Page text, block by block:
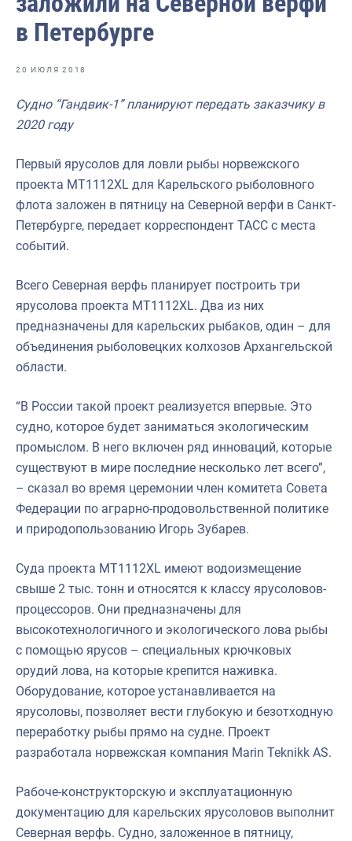
Отраслевые СМИ
Выставки и конференции
Научно-практическая литература
Рыбоохрана России
Отрасль в цифрах
Инфографика
Большая африканская экспедиция
Укрепление духовно-нравственных ценностей
События в России и мире
в Петербурге
20 ИЮЛЯ 2018
Судно “Гандвик-1” планируют передать заказчику в
2020 году
Первый ярусолов для ловли рыбы норвежского
проекта МТ1112XL для Карельского рыболовного
флота заложен в пятницу на Северной верфи в Санкт-
Петербурге, передает корреспондент ТАСС с места
событий.
Всего Северная верфь планирует построить три
ярусолова проекта МТ1112XL. Два из них
предназначены для карельских рыбаков, один – для
объединения рыболовецких колхозов Архангельской
области.
“В России такой проект реализуется впервые. Это
судно, которое будет заниматься экологическим
промыслом. В него включен ряд инноваций, которые
существуют в мире последние несколько лет всего”,
– сказал во время церемонии член комитета Совета
Федерации по аграрно-продовольственной политике
и природопользованию Игорь Зубарев.
Суда проекта MT1112XL имеют водоизмещение
свыше 2 тыс. тонн и относятся к классу ярусоловов-
процессоров. Они предназначены для
высокотехнологичного и экологического лова рыбы
с помощью ярусов – специальных крючковых
орудий лова, на которые крепится наживка.
Оборудование, которое устанавливается на
ярусоловы, позволяет вести глубокую и безотходную
переработку рыбы прямо на судне. Проект
разработала норвежская компания Marin Teknikk AS.
Рабоче-конструкторскую и эксплуатационную
документацию для карельских ярусоловов выполнит
Северная верфь. Судно, заложенное в пятницу,